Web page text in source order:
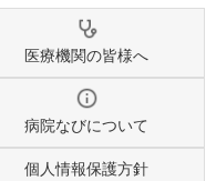
医療機関の皆様へ
病院なびについて
個人情報保護方針